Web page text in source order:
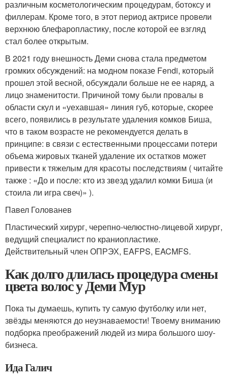
различным косметологическим процедурам, ботоксу и
филлерам. Кроме того, в этот период актрисе провели
верхнюю блефаропластику, после которой ее взгляд
стал более открытым.
В 2021 году внешность Деми снова стала предметом
громких обсуждений: на модном показе Fendi, который
прошел этой весной, обсуждали больше не ее наряд, а
лицо знаменитости. Причиной тому были провалы в
области скул и «уехавшая» линия губ, которые, скорее
всего, появились в результате удаления комков Биша,
что в таком возрасте не рекомендуется делать в
принципе: в связи с естественными процессами потери
объема жировых тканей удаление их остатков может
привести к тяжелым для красоты последствиям ( читайте
также : «До и после: кто из звезд удалил комки Биша (и
стоила ли игра свеч)» ).
Павел Голованев
Пластический хирург, черепно-челюстно-лицевой хирург,
ведущий специалист по краниопластике.
Действительный член ОПРЭХ, EAFPS, EACMFS.
Как долго длилась процедура смены
цвета волос у Деми Мур
Пока ты думаешь, купить ту самую футболку или нет,
звёзды меняются до неузнаваемости! Твоему вниманию
подборка преображений людей из мира большого шоу-
бизнеса.
Ида Галич